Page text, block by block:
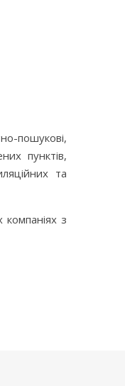
пошукові,
пунктів,
та
компаніях з